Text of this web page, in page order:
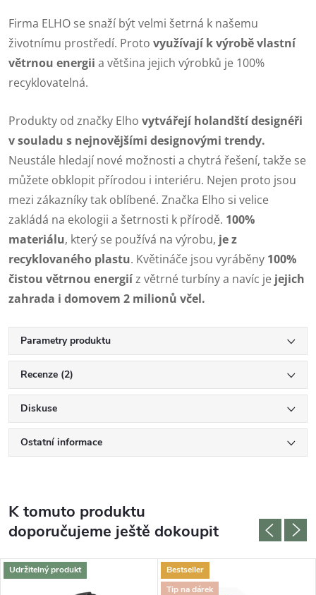
Firma ELHO se snaží být velmi šetrná k našemu
životnímu prostředí. Proto využívají k výrobě vlastní
větrnou energii a většina jejich výrobků je 100%
recyklovatelná.
Produkty od značky Elho vytvářejí holandští designéři
v souladu s nejnovějšími designovými trendy.
Neustále hledají nové možnosti a chytrá řešení, takže se
můžete obklopit přírodou i interiéru. Nejen proto jsou
mezi zákazníky tak oblíbené. Značka Elho si velice
zakládá na ekologii a šetrnosti k přírodě. 100%
materiálu, který se používá na výrobu, je z
recyklovaného plastu. Květináče jsou vyráběny 100%
čistou větrnou energiíz větrné turbíny a navíc je jejich
zahrada i domovem 2 milionů včel.
Parametry produktu
Recenze (2)
Diskuse
Ostatní informace
K tomuto produktu
doporučujeme ještě dokoupit
Udržitelný produkt
Bestseller
Tip na dárek